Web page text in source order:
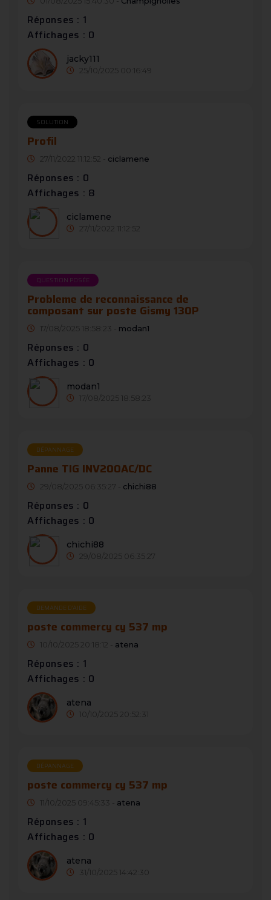
Réponses : 1
Affichages : 0
jacky111
25/10/2025 00:16:49
SOLUTION
Profil
27/11/2022 11:12:52 - ciclamene
Réponses : 0
Affichages : 8
ciclamene
27/11/2022 11:12:52
QUESTION POSÉE
Probleme de reconnaissance de
composant sur poste Gismy 130P
17/08/2025 18:58:23 - modan1
Réponses : 0
Affichages : 0
modan1
17/08/2025 18:58:23
DÉPANNAGE
Panne TIG INV200AC/DC
29/08/2025 06:35:27 - chichi88
Réponses : 0
Affichages : 0
chichi88
29/08/2025 06:35:27
DEMANDE D’AIDE
poste commercy cy 537 mp
10/10/2025 20:18:12 - atena
Réponses : 1
Affichages : 0
atena
10/10/2025 20:52:31
DÉPANNAGE
poste commercy cy 537 mp
11/10/2025 09:45:33 - atena
Réponses : 1
Affichages : 0
atena
31/10/2025 14:42:30